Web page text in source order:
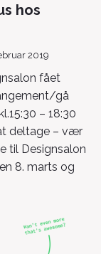
hos
2019
fået
gå
– 18:30
deltage – vær
til Designsalon
8. marts og